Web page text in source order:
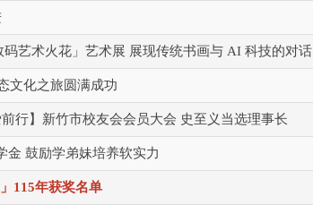
艺术火花」艺术展 展现传统书画与 AI 科技的对话
文化之旅圆满成功
行】新竹市校友会会员大会 史至义当选理事长
金 鼓励学弟妹培养软实力
115年获奖名单